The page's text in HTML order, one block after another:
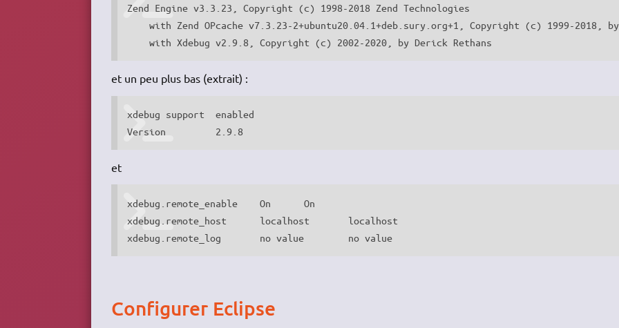
Zend Engine v3.3.23, Copyright (c) 1998-2018 Zend Technologies
with Zend OPcache v7.3.23-2+ubuntu20.04.1+deb.sury.org+1, Copyright (c) 1999-2018,
    with Xdebug v2.9.8, Copyright (c) 2002-2020, by Derick Rethans
et un peu plus bas (extrait) :
xdebug support	enabled
Version 	2.9.8
et
xdebug.remote_enable	On	On
xdebug.remote_host	localhost	localhost
xdebug.remote_log	no value	no value
Configurer Eclipse